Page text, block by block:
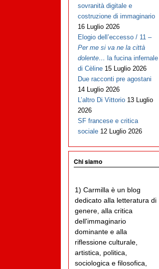
sovranità digitale e
costruzione di immaginario
16 Luglio 2026
Elogio dell’eccesso / 11 –
Per me si va ne la città
dolente… la fucina infernale
di Cèline 15 Luglio 2026
Due racconti pre agostani
14 Luglio 2026
L’altro Di Vittorio 13 Luglio
2026
SF francese e critica
sociale 12 Luglio 2026
Chi siamo
1) Carmilla è un blog
dedicato alla letteratura di
genere, alla critica
dell'immaginario
dominante e alla
riflessione culturale,
artistica, politica,
sociologica e filosofica,